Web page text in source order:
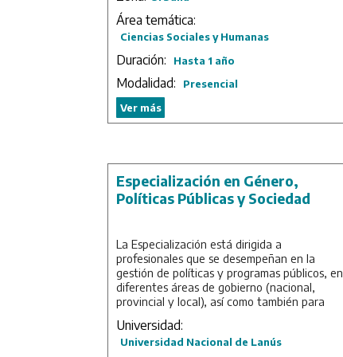
Nacional Arturo Jauretche (UNAJ).
Duración: 1 año.
Área temática:
Ciencias Sociales y Humanas
Duración: Hasta 1 año
Modalidad:
Presencial
Ver más
Especialización en Género,
Políticas Públicas y Sociedad
La Especialización está dirigida a
profesionales que se desempeñan en la
gestión de políticas y programas públicos, en
diferentes áreas de gobierno (nacional,
provincial y local), así como también para
orientados a tratar los temas de género en
las universidades y en las organizaciones no
Universidad:
Universidad Nacional de Lanús